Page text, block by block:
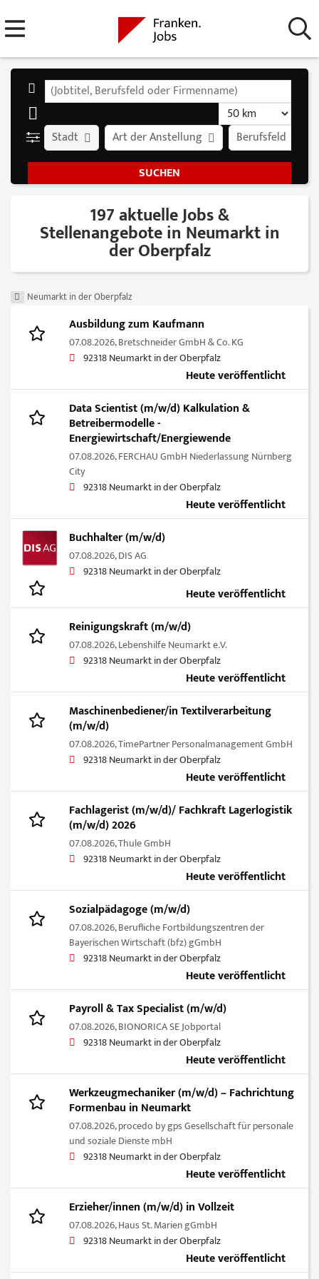
Stadt Art der Anstellung Berufsfeld
197 aktuelle Jobs &
Stellenangebote in Neumarkt in
der Oberpfalz
Neumarkt in der Oberpfalz
Ausbildung zum Kaufmann
07.08.2026,Bretschneider GmbH & Co. KG
92318 Neumarkt in der Oberpfalz
Heute veröffentlicht
Data Scientist (m/w/d) Kalkulation &
Betreibermodelle -
Energiewirtschaft/Energiewende
07.08.2026,FERCHAU GmbH Niederlassung Nürnberg
City
92318 Neumarkt in der Oberpfalz
Heute veröffentlicht
Buchhalter (m/w/d)
07.08.2026,DIS AG
92318 Neumarkt in der Oberpfalz
Heute veröffentlicht
Reinigungskraft (m/w/d)
07.08.2026,Lebenshilfe Neumarkt e.V.
92318 Neumarkt in der Oberpfalz
Heute veröffentlicht
Maschinenbediener/in Textilverarbeitung
(m/w/d)
07.08.2026,TimePartner Personalmanagement GmbH
92318 Neumarkt in der Oberpfalz
Heute veröffentlicht
Fachlagerist (m/w/d)/ Fachkraft Lagerlogistik
(m/w/d) 2026
07.08.2026,Thule GmbH
92318 Neumarkt in der Oberpfalz
Heute veröffentlicht
Sozialpädagoge (m/w/d)
07.08.2026,Berufliche Fortbildungszentren der
Bayerischen Wirtschaft (bfz) gGmbH
92318 Neumarkt in der Oberpfalz
Heute veröffentlicht
Payroll & Tax Specialist (m/w/d)
07.08.2026,BIONORICA SE Jobportal
92318 Neumarkt in der Oberpfalz
Heute veröffentlicht
Werkzeugmechaniker (m/w/d) – Fachrichtung
Formenbau in Neumarkt
07.08.2026,procedo by gps Gesellschaft für personale
und soziale Dienste mbH
92318 Neumarkt in der Oberpfalz
Heute veröffentlicht
Erzieher/innen (m/w/d) in Vollzeit
07.08.2026,Haus St. Marien gGmbH
92318 Neumarkt in der Oberpfalz
Heute veröffentlicht